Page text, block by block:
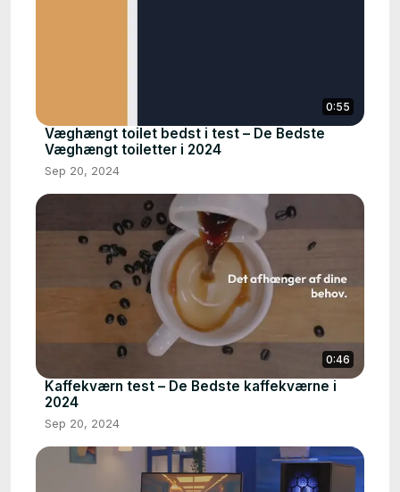
0:55
Væghængt toilet bedst i test – De Bedste
Væghængt toiletter i 2024
Sep 20, 2024
0:46
Kaffekværn test – De Bedste kaffekværne i
2024
Sep 20, 2024